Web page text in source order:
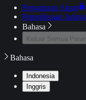
Pengaturan Akun
Pemeriksaan
Bahasa
Keluar Semua
Bahasa
Indonesia
Inggris